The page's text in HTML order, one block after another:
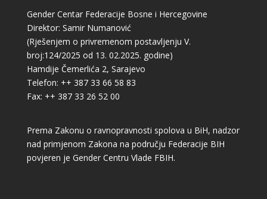
Gender Centar Federacije Bosne i Hercegovine
Direktor: Samir Numanović
(Rješenjem o privremenom postavljenju V.
broj:124/2025 od 13. 02.2025. godine)
Hamdije Čemerlića 2, Sarajevo
Telefon: ++ 387 33 66 58 83
Fax: ++ 387 33 26 52 00
Prema Zakonu o ravnopravnosti spolova u BiH, nadzor
nad primjenom Zakona na području Federacije BIH
povjeren je Gender Centru Vlade FBIH.